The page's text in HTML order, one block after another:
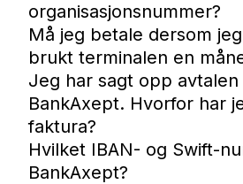
organisasjonsnummer?
Må jeg betale dersom
brukt terminalen en
Jeg har sagt opp avtalen
BankAxept. Hvorfor har
faktura?
Hvilket IBAN- og Swift-
BankAxept?